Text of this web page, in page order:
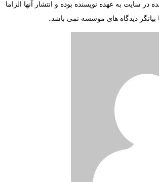
سایت به عهده نویسنده بوده و انتشار آنها الزاما
بیانگر دیدگاه های موسسه نمی باشد.